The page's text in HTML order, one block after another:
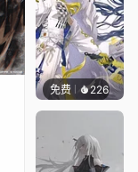
免费 226小鬼